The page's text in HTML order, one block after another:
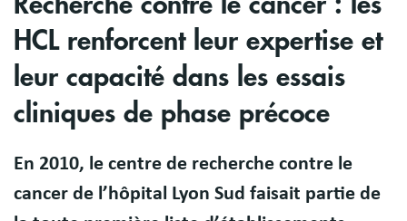
HCL renforcent leur expertise et
leur capacité dans les essais
cliniques de phase précoce
En 2010, le centre de recherche contre le
cancer de l’hôpital Lyon Sud faisait partie de